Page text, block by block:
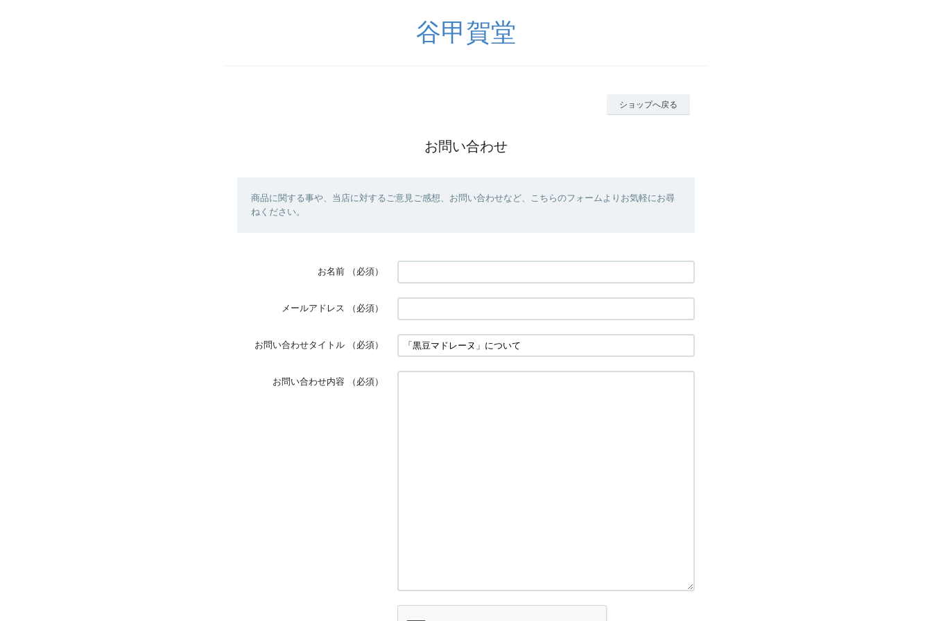
谷甲賀堂
ショップへ戻る
お問い合わせ
商品に関する事や、当店に対するご意見ご感想、お問い合わせなど、こちらのフォームよりお気軽にお尋
ねください。
お名前 （必須）
メールアドレス （必須）
お問い合わせタイトル （必須）
お問い合わせ内容 （必須）